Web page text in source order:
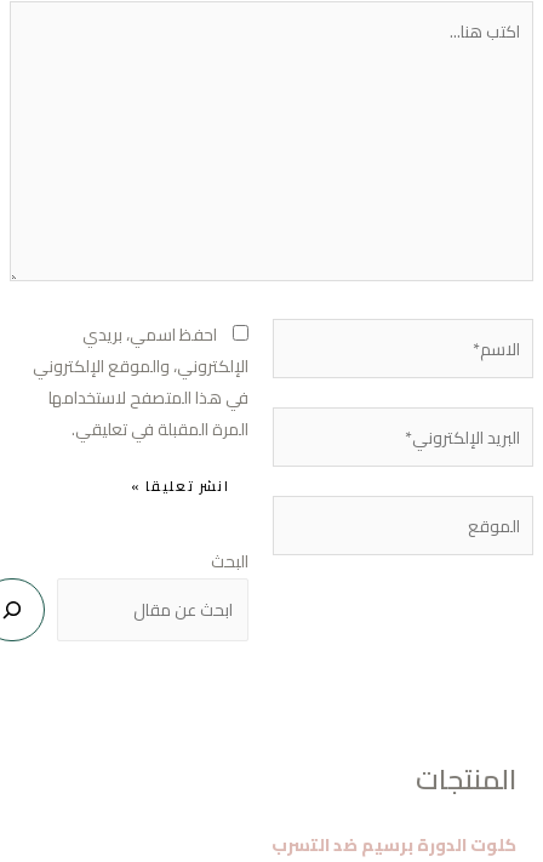
احفظ اسمي، بريدي
الإلكتروني، والموقع الإلكتروني
في هذا المتصفح لاستخدامها
المرة المقبلة في تعليقي.
البحث
المنتجات
كلوت الدورة برسيم ضد التسرب